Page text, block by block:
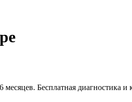
Бесплатная диагностика и